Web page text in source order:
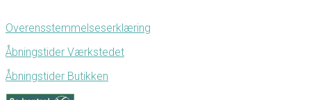
Overensstemmelseserklæring
Åbningstider Værkstedet
Åbningstider Butikken